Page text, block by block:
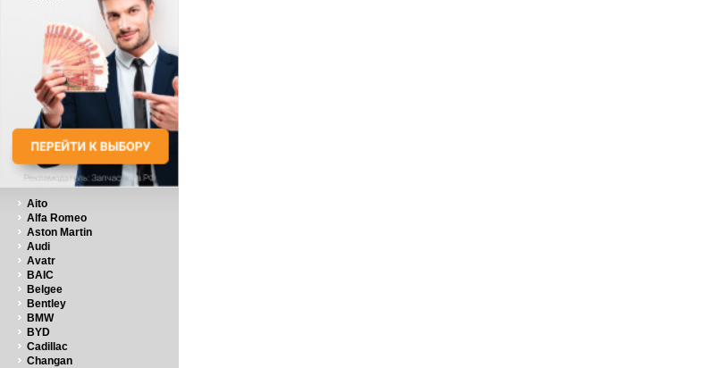
Aito
Alfa Romeo
Aston Martin
Audi
Avatr
BAIC
Belgee
Bentley
BMW
BYD
Cadillac
Changan